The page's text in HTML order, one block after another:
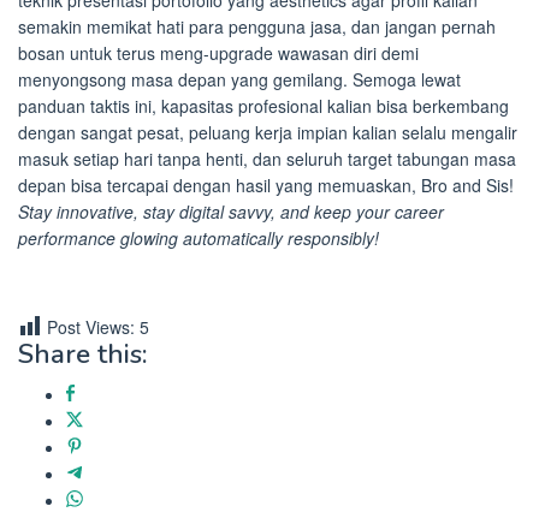
semakin memikat hati para pengguna jasa, dan jangan pernah
bosan untuk terus meng-upgrade wawasan diri demi
menyongsong masa depan yang gemilang. Semoga lewat
panduan taktis ini, kapasitas profesional kalian bisa berkembang
dengan sangat pesat, peluang kerja impian kalian selalu mengalir
masuk setiap hari tanpa henti, dan seluruh target tabungan masa
depan bisa tercapai dengan hasil yang memuaskan, Bro and Sis!
Stay innovative, stay digital savvy, and keep your career
performance glowing automatically responsibly!
Post Views: 5
Share this: